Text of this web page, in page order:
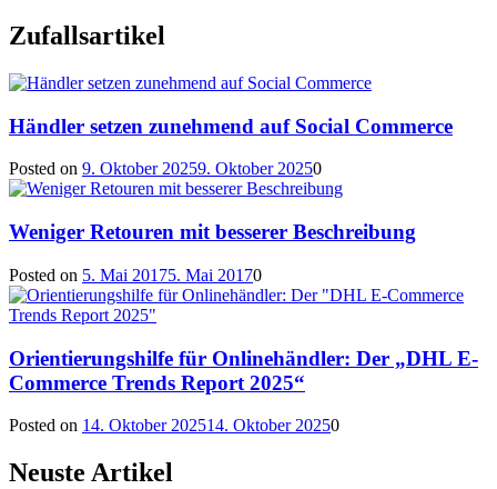
Zufallsartikel
Händler setzen zunehmend auf Social Commerce
Posted on 9. Oktober 20259. Oktober 20250
Weniger Retouren mit besserer Beschreibung
Posted on 5. Mai 20175. Mai 20170
Orientierungshilfe für Onlinehändler: Der „DHL E-
Commerce Trends Report 2025“
Posted on 14. Oktober 202514. Oktober 20250
Neuste Artikel